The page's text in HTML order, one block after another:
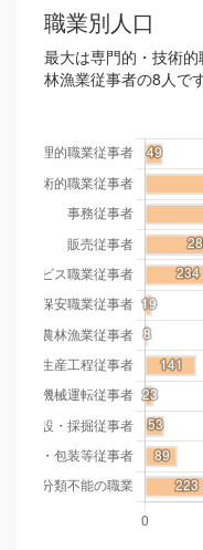
職業別人口
最大は専門的・技術
林漁業従事者の8人です